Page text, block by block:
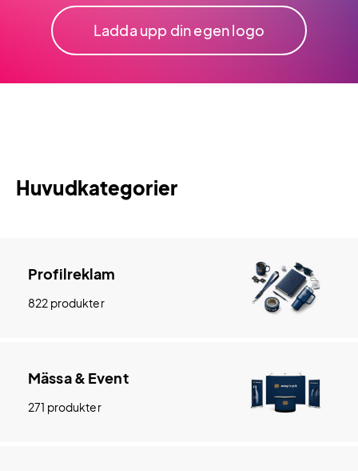
Ladda upp din egen logo
Huvudkategorier
Profilreklam
822 produkter
Mässa & Event
271 produkter